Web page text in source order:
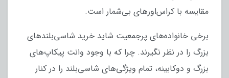
مقایسه با کراس‌اورهای بی‌شمار است.
برخی خانواده‌های پرجمعیت شاید خرید شاسی‌بلندهای
بزرگ را در نظر نگیرند. چرا که با وجود وانت پیکاپ‌های
بزرگ و دوکابینه، تمام ویژگی‌های شاسی‌بلند را در کنار